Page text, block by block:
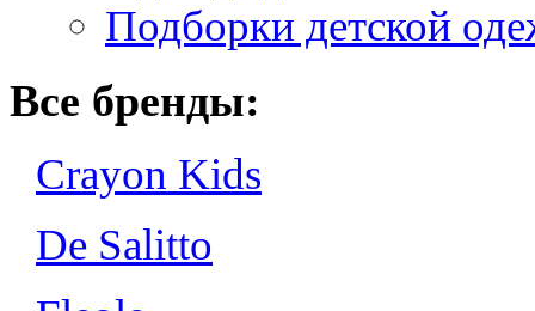
Подборки детской
Все бренды:
Crayon Kids
De Salitto